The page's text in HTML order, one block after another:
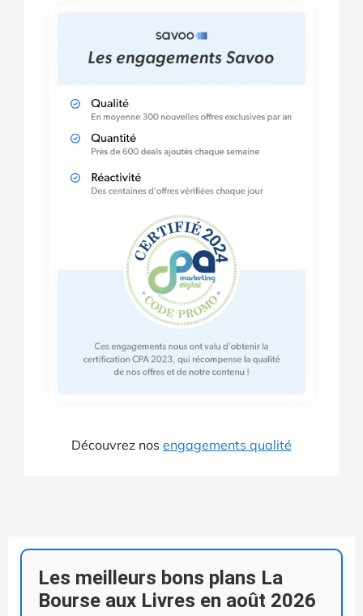
Découvrez nos engagements qualité
Les meilleurs bons plans La
Bourse aux Livres en août 2026